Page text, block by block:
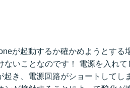
が起動するか確かめようとする
いことなのです！ 電源を入れて
き、電源回路がショートしてし